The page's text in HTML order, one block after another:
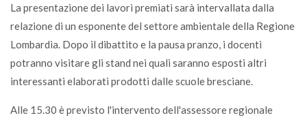
La presentazione dei lavori premiati sarà intervallata dalla
relazione di un esponente del settore ambientale della Regione
Lombardia. Dopo il dibattito e la pausa pranzo, i docenti
potranno visitare gli stand nei quali saranno esposti altri
interessanti elaborati prodotti dalle scuole bresciane.
Alle 15.30 è previsto l'intervento dell'assessore regionale